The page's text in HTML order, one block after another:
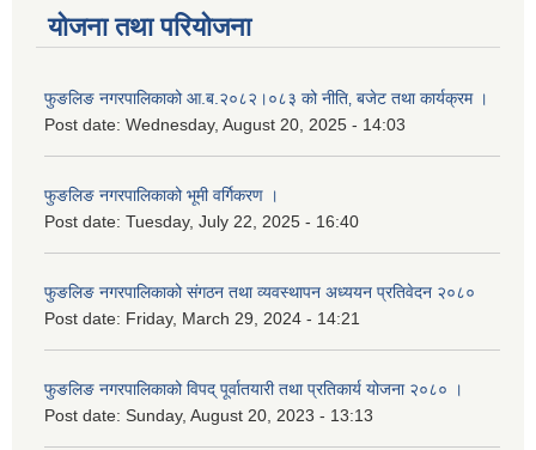
योजना तथा परियोजना
फुङलिङ नगरपालिकाको आ.ब.२०८२।०८३ को नीति‚ बजेट तथा कार्यक्रम ।
Post date: Wednesday, August 20, 2025 - 14:03
फुङलिङ नगरपालिकाको भूमी वर्गिकरण ।
Post date: Tuesday, July 22, 2025 - 16:40
फुङलिङ नगरपालिकाको संगठन तथा व्यवस्थापन अध्ययन प्रतिवेदन २०८०
Post date: Friday, March 29, 2024 - 14:21
फुङलिङ नगरपालिकाको विपद् पूर्वातयारी तथा प्रतिकार्य योजना २०८० ।
Post date: Sunday, August 20, 2023 - 13:13